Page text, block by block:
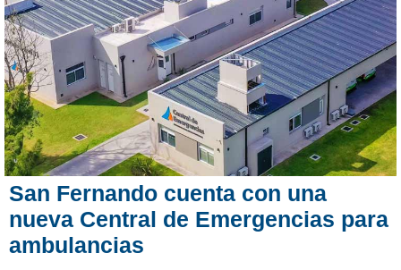
San Fernando cuenta con una
nueva Central de Emergencias para
ambulancias